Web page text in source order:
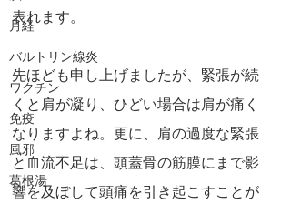
月経
バルトリン線炎
ワクチン
免疫
風邪
葛根湯
表れます。
先ほども申し上げましたが、緊張が続
くと肩が凝り、ひどい場合は肩が痛く
なりますよね。更に、肩の過度な緊張
と血流不足は、頭蓋骨の筋膜にまで影
響を及ぼして頭痛を引き起こすことが